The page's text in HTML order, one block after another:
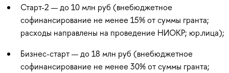
Старт-2 — до 10 млн руб (внебюджетное
софинансирование не менее 15% от суммы гранта;
расходы направлены на проведение НИОКР; юр.лица);
Бизнес-старт — до 18 млн руб (внебюджетное
софинансирование не менее 30% от суммы гранта;